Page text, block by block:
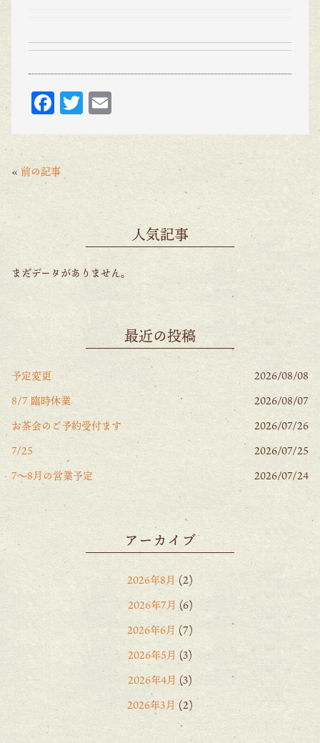
F
ac
eb
o
T
w
er
m
« 前の記事
人気記事
まだデータがありません。
最近の投稿
予定変更
2026/08/08
8/7 臨時休業
2026/08/07
お茶会のご予約受付ます
2026/07/26
7/25
2026/07/25
7〜8月の営業予定
2026/07/24
アーカイブ
2026年8月 (2)
2026年7月 (6)
2026年6月 (7)
2026年5月 (3)
2026年4月 (3)
2026年3月 (2)
(6)